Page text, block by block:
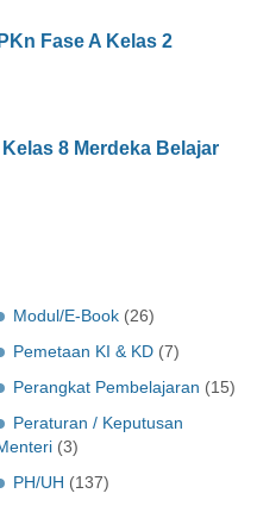
Fase A Kelas 2
8 Merdeka Belajar
Modul/E-Book (26)
Pemetaan KI & KD (7)
Perangkat Pembelajaran (15)
Peraturan / Keputusan
(3)
PH/UH (137)